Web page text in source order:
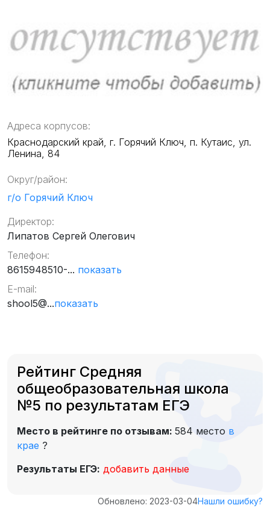
Адреса корпусов:
Краснодарский край, г. Горячий Ключ, п. Кутаис, ул.
Ленина, 84
Округ/район:
г/о Горячий Ключ
Директор:
Липатов Сергей Олегович
Телефон:
8615948510-... показать
E-mail:
shool5@...показать
Рейтинг Средняя
общеобразовательная школа
№5 по результатам ЕГЭ
Место в рейтинге по отзывам: 584 место в
крае ?
Результаты ЕГЭ: добавить данные
Обновлено: 2023-03-04Нашли ошибку?